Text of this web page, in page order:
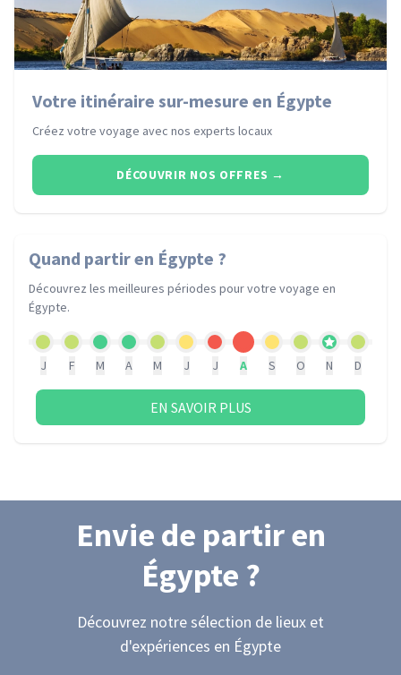
Votre itinéraire sur-mesure en Égypte
Créez votre voyage avec nos experts locaux
DÉCOUVRIR NOS OFFRES →
Quand partiren Égypte ?
Découvrez les meilleures périodes pour votre voyage en
Égypte.
J F M A M J J A S O N D
EN SAVOIR PLUS
Envie de partiren
Égypte ?
Découvrez notre sélection de lieux et
d'expériences en Égypte